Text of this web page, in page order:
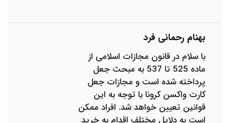
بهنام رحمانی فرد
با سلام در قانون مجازات اسلامی از
ماده 525 تا 537 به مبحث جعل
پرداخته شده است و مجازات جعل
کارت واکسن کرونا با توجه به این
قوانین تعیین خواهد شد. افراد ممکن
است به دلایل مختلف اقدام به خرید